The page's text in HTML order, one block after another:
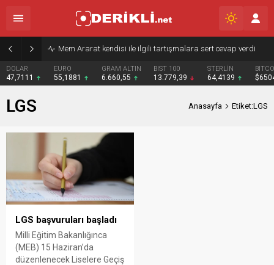
Mem Ararat kendisi ile ilgili tartışmalara sert cevap verdi
DOLAR
47,7111
EURO
55,1881
GRAM ALTIN
6.660,55
BIST 100
13.779,39
STERLİN
64,4139
LGS Anasayfa Etiket:LGS
LGS başvuruları başladı
Milli Eğitim Bakanlığınca
(MEB) 15 Haziran’da
düzenlenecek Liselere Geçiş